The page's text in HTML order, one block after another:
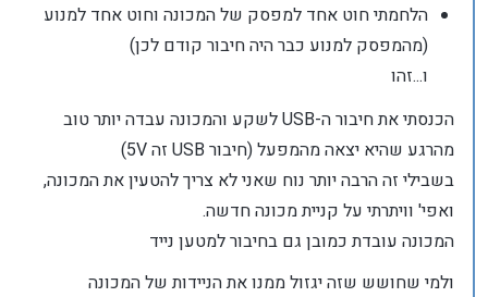
הלחמתי חוט אחד למפסק של המכונה וחוט אחד למנוע
(מהמפסק למנוע כבר היה חיבור קודם לכן)
ו...זהו
הכנסתי את חיבור ה-USB לשקע והמכונה עבדה יותר טוב
מהרגע שהיא יצאה מהמפעל (חיבור USB זה 5V)
בשבילי זה הרבה יותר נוח שאני לא צריך להטעין את המכונה,
ואפי' וויתרתי על קניית מכונה חדשה.
המכונה עובדת כמובן גם בחיבור למטען נייד
ולמי שחושש שזה יגזול ממנו את הניידות של המכונה